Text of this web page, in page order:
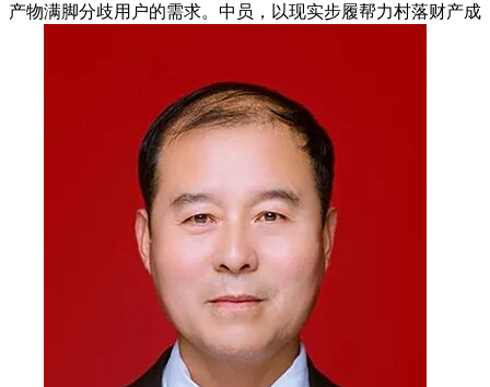
产物满脚分歧用户的需求。中员，以现实步履帮力村落财产成